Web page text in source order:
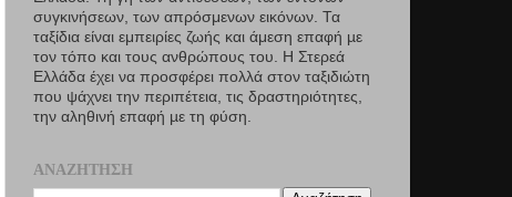
συγκινήσεων, των απρόσμενων εικόνων. Τα
ταξίδια είναι εμπειρίες ζωής και άμεση επαφή µε
τον τόπο και τους ανθρώπους του. Η Στερεά
Ελλάδα έχει να προσφέρει πολλά στον ταξιδιώτη
που ψάχνει την περιπέτεια, τις δραστηριότητες,
την αληθινή επαφή µε τη φύση.
ΑΝΑΖΉΤΗΣΗ